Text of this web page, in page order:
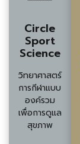
Circle
Sport
Science
วิทยาศาสตร์
การกีฬาแบบ
องค์รวม
เพื่อการดูแล
สุขภาพ